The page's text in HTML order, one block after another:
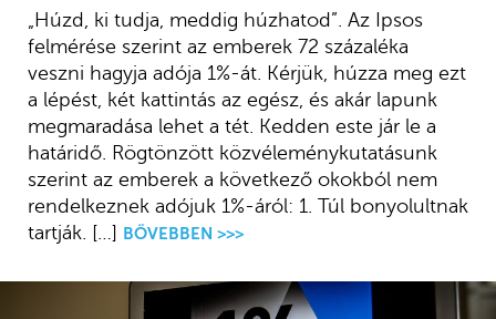
„Húzd, ki tudja, meddig húzhatod”. Az Ipsos
felmérése szerint az emberek 72 százaléka
veszni hagyja adója 1%-át. Kérjük, húzza meg ezt
a lépést, két kattintás az egész, és akár lapunk
megmaradása lehet a tét. Kedden este jár le a
határidő. Rögtönzött közvéleménykutatásunk
szerint az emberek a következő okokból nem
rendelkeznek adójuk 1%-áról: 1. Túl bonyolultnak
tartják. […]
BŐVEBBEN >>>